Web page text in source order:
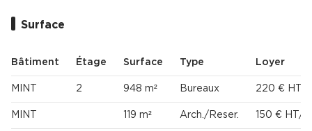
Surface
Bâtiment Étage Surface Type Loyer
MINT 2 948 m² Bureaux 220 € HT/
MINT 119 m² Arch./Reser. 150 € HT/